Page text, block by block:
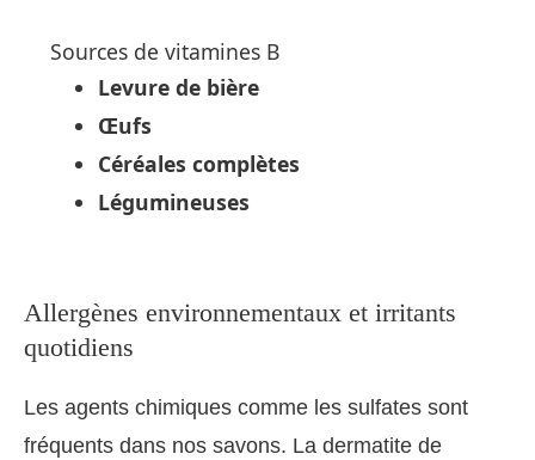
Sources de vitamines B
Levure de bière
Œufs
Céréales complètes
Légumineuses
Allergènes environnementaux et irritants
quotidiens
Les agents chimiques comme les sulfates sont
fréquents dans nos savons. La dermatite de